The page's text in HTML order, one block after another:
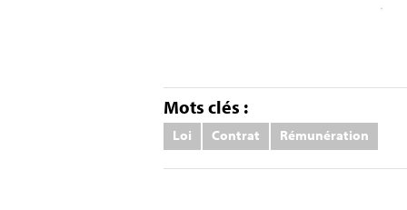
Mots clés :
Loi Contrat Rémunération